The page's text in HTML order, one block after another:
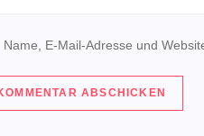
o
n
Name, E-Mail-Adresse und